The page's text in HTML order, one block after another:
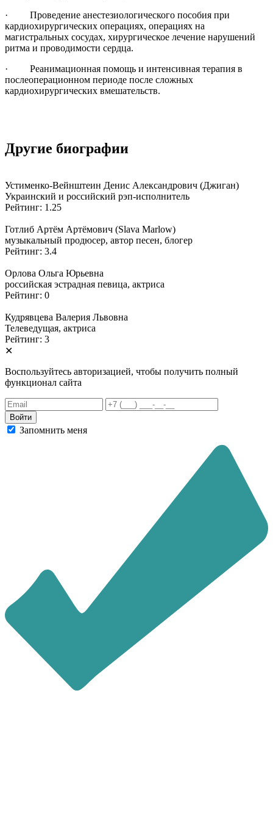
· Проведение анестезиологического пособия при
кардиохирургических операциях, операциях на
магистральных сосудах, хирургическое лечение нарушений
ритма и проводимости сердца.
· Реанимационная помощь и интенсивная терапия в
послеоперационном периоде после сложных
кардиохирургических вмешательств.
Другие биографии
Устименко-Вейнштеин Денис Александрович (Джиган)
Украинский и российский рэп-исполнитель
Рейтинг: 1.25
Готлиб Артём Артёмович (Slava Marlow)
музыкальный продюсер, автор песен, блогер
Рейтинг: 3.4
Орлова Ольга Юрьевна
российская эстрадная певица, актриса
Рейтинг: 0
Кудрявцева Валерия Львовна
Телеведущая, актриса
Рейтинг: 3
✕
Воспользуйтесь авторизацией, чтобы получить полный
функционал сайта
Запомнить меня